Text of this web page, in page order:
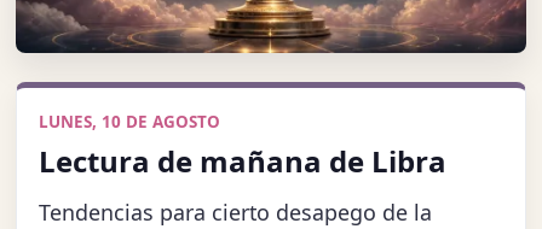
LUNES, 10 DE AGOSTO
Lectura de mañana de Libra
Tendencias para cierto desapego de la